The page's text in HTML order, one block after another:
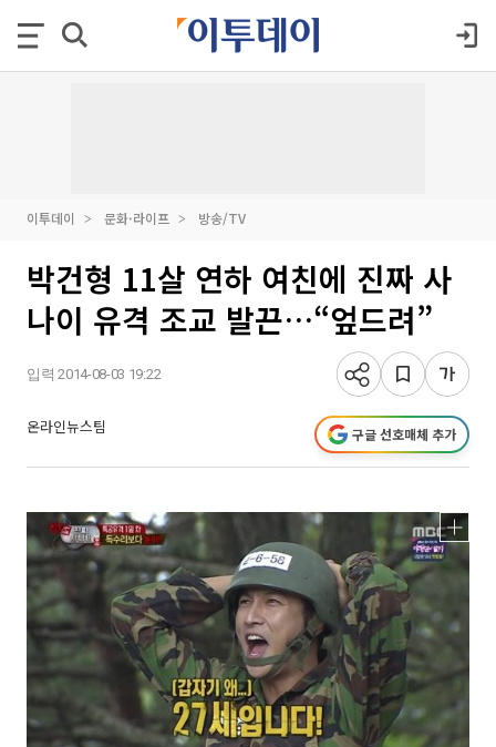
이투데이 문화·라이프 방송/TV
박건형 11살 연하 여친에 진짜 사
나이 유격 조교 발끈…“엎드려”
입력 2014-08-03 19:22
온라인뉴스팀 구글 선호매체 추가